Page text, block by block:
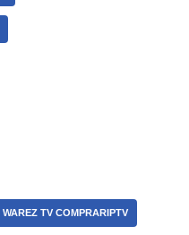
WAREZ TV COMPRARIPTV